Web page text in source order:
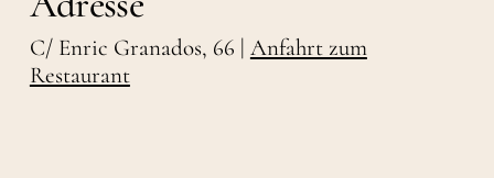
C/ Enric Granados, 66 | Anfahrt zum
Restaurant